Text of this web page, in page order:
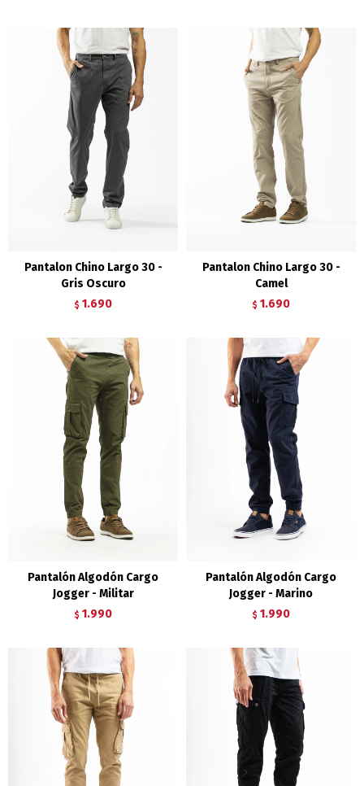
Pantalon Chino Largo 30 -
Gris Oscuro
$ 1.690
Pantalon Chino Largo 30 -
Camel
$ 1.690
Pantalón Algodón Cargo
Jogger - Militar
$ 1.990
Pantalón Algodón Cargo
Jogger - Marino
$ 1.990